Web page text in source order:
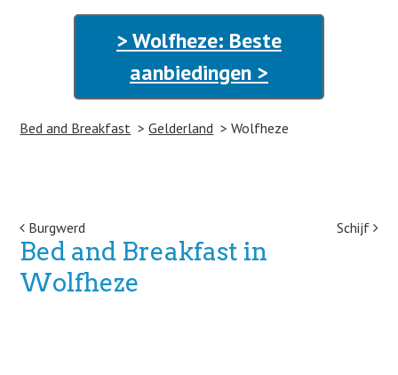
> Wolfheze: Beste
aanbiedingen >
Bed and Breakfast Gelderland Wolfheze
Post navigation
Burgwerd Schijf
Bed and Breakfast in
Wolfheze